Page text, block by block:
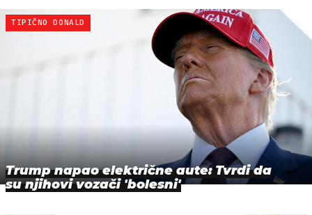
TIPIČNO DONALD
Trump napao električne aute: Tvrdi da
su njihovi vozači 'bolesni'